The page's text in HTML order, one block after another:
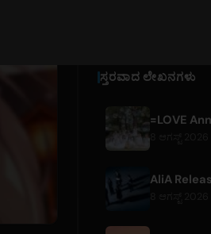
ಸ್ತರವಾದ ಲೇಖನಗಳು
8 ಆಗಸ್ಟ್ 2026